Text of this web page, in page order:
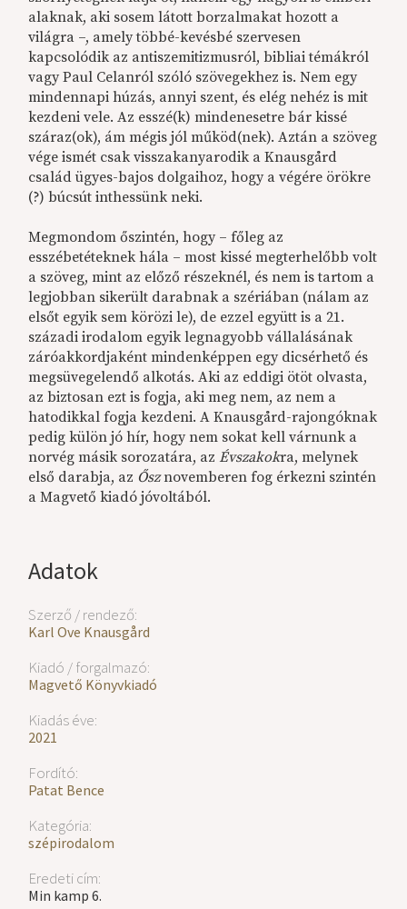
Adatok
Szerző / rendező:
Karl Ove Knausgård
Kiadó / forgalmazó:
Magvető Könyvkiadó
Kiadás éve:
2021
Fordító:
Patat Bence
Kategória:
szépirodalom
Eredeti cím:
Min kamp 6.
alaknak, aki sosem látott borzalmakat hozott a
világra –, amely többé-kevésbé szervesen
kapcsolódik az antiszemitizmusról, bibliai témákról
vagy Paul Celanról szóló szövegekhez is. Nem egy
mindennapi húzás, annyi szent, és elég nehéz is mit
kezdeni vele. Az esszé(k) mindenesetre bár kissé
száraz(ok), ám mégis jól működ(nek). Aztán a szöveg
vége ismét csak visszakanyarodik a Knausgård
család ügyes-bajos dolgaihoz, hogy a végére örökre
(?) búcsút inthessünk neki.
Megmondom őszintén, hogy – főleg az
esszébetéteknek hála – most kissé megterhelőbb volt
a szöveg, mint az előző részeknél, és nem is tartom a
legjobban sikerült darabnak a szériában (nálam az
elsőt egyik sem körözi le), de ezzel együtt is a 21.
századi irodalom egyik legnagyobb vállalásának
záróakkordjaként mindenképpen egy dicsérhető és
megsüvegelendő alkotás. Aki az eddigi ötöt olvasta,
az biztosan ezt is fogja, aki meg nem, az nem a
hatodikkal fogja kezdeni. A Knausgård-rajongóknak
pedig külön jó hír, hogy nem sokat kell várnunk a
norvég másik sorozatára, azÉvszakokra, melynek
első darabja, az Ősznovemberen fog érkezni szintén
a Magvető kiadó jóvoltából.